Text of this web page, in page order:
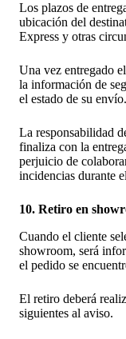
Los plazos de
ubicación del
Express y otras
Una vez entregado
la información de
el estado de su envío.
La responsabilidad
finaliza con la
perjuicio de
incidencias durante
10. Retiro en
Cuando el cliente
showroom, será
el pedido se
El retiro deberá
siguientes al aviso.